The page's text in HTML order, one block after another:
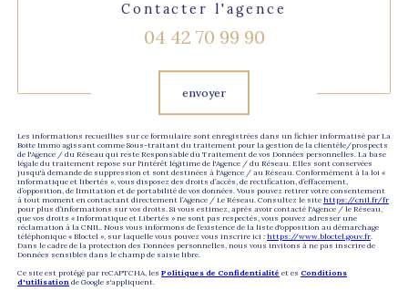
Contacter l'agence
04 42 70 99 90
envoyer
Les informations recueillies sur ce formulaire sont enregistrées dans un fichier informatisé par La
Boite Immo agissant comme Sous-traitant du traitement pour la gestion de la clientèle/prospects
de l'Agence / du Réseau qui reste Responsable du Traitement de vos Données personnelles. La base
légale du traitement repose sur l'intérêt légitime de l'Agence / du Réseau. Elles sont conservées
jusqu'à demande de suppression et sont destinées à l'Agence / au Réseau. Conformément à la loi «
informatique et libertés », vous disposez des droits d’accès, de rectification, d’effacement,
d’opposition, de limitation et de portabilité de vos données. Vous pouvez retirer votre consentement
à tout moment en contactant directement l’Agence / Le Réseau. Consultez le site https://cnil.fr/fr
pour plus d’informations sur vos droits. Si vous estimez, après avoir contacté l'Agence / le Réseau,
que vos droits « Informatique et Libertés » ne sont pas respectés, vous pouvez adresser une
réclamation à la CNIL. Nous vous informons de l’existence de la liste d'opposition au démarchage
téléphonique « Bloctel », sur laquelle vous pouvez vous inscrire ici : https://www.bloctel.gouv.fr
Dans le cadre de la protection des Données personnelles, nous vous invitons à ne pas inscrire de
Données sensibles dans le champ de saisie libre.
Ce site est protégé par reCAPTCHA, les Politiques de Confidentialité et es Conditions
d'utilisation de Google s'appliquent.